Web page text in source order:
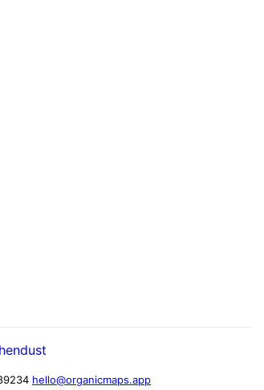
hello@organicmaps.app